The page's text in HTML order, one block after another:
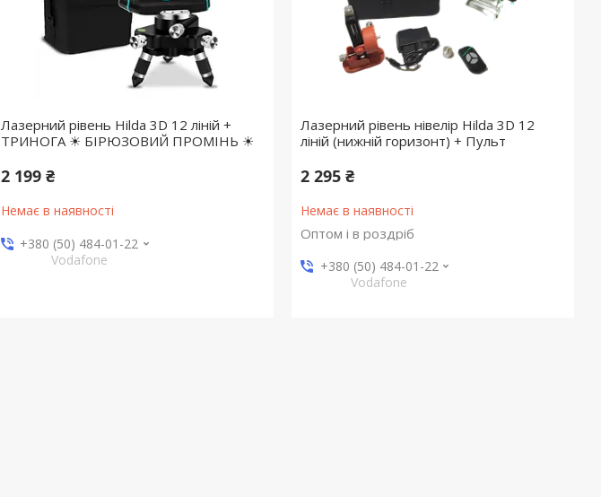
Лазерний рівень Hilda 3D 12 ліній +
ТРИНОГА ☀ БІРЮЗОВИЙ ПРОМІНЬ ☀
2 199 ₴
Немає в наявності
+380 (50) 484-01-22
Vodafone
Лазерний рівень нівелір Hilda 3D 12
ліній (нижній горизонт) + Пульт
2 295 ₴
Немає в наявності
Оптом і в роздріб
+380 (50) 484-01-22
Vodafone